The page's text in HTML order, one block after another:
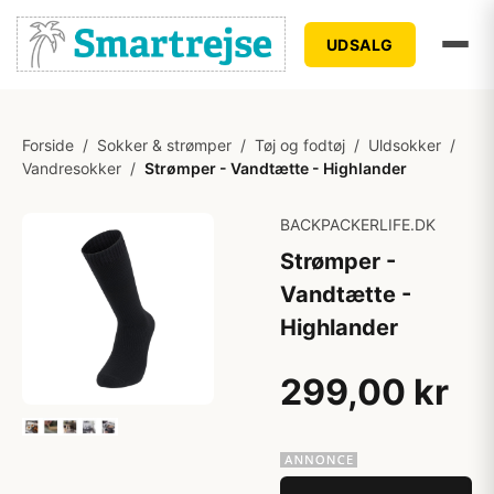
UDSALG
Forside / Sokker & strømper / Tøj og fodtøj / Uldsokker /
Vandresokker / Strømper - Vandtætte - Highlander
BACKPACKERLIFE.DK
Strømper -
Vandtætte -
Highlander
299,00 kr